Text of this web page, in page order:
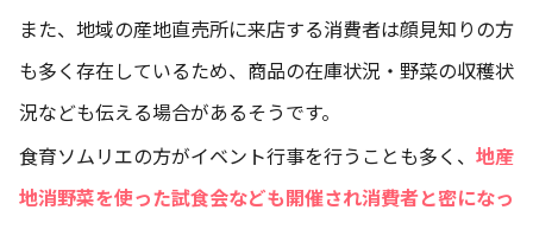
また、地域の産地直売所に来店する消費者は顔見知りの方
も多く存在しているため、商品の在庫状況・野菜の収穫状
況なども伝える場合があるそうです。
食育ソムリエの方がイベント行事を行うことも多く、 地産
地消野菜を使った試食会なども開催され消費者と密になっ